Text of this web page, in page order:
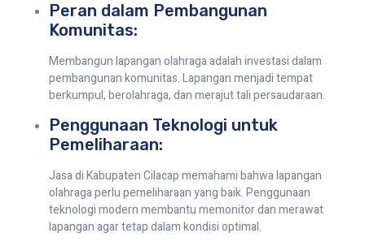
Peran dalam Pembangunan
Komunitas:
Membangun lapangan olahraga adalah investasi dalam
pembangunan komunitas. Lapangan menjadi tempat
berkumpul, berolahraga, dan merajut tali persaudaraan.
Penggunaan Teknologi untuk
Pemeliharaan:
Jasa di Kabupaten Cilacap memahami bahwa lapangan
olahraga perlu pemeliharaan yang baik. Penggunaan
teknologi modern membantu memonitor dan merawat
lapangan agar tetap dalam kondisi optimal.